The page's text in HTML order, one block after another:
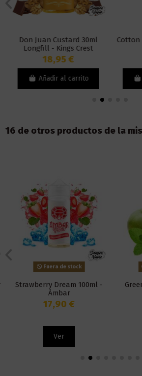
Don Juan Custard 30ml
Longfill - Kings Crest
18,95 €
Añadir al carrito
Cotton
16 de otros productos de la
Fuera de stock
Strawberry Dream 100ml -
Ámbar
17,90 €
Ver